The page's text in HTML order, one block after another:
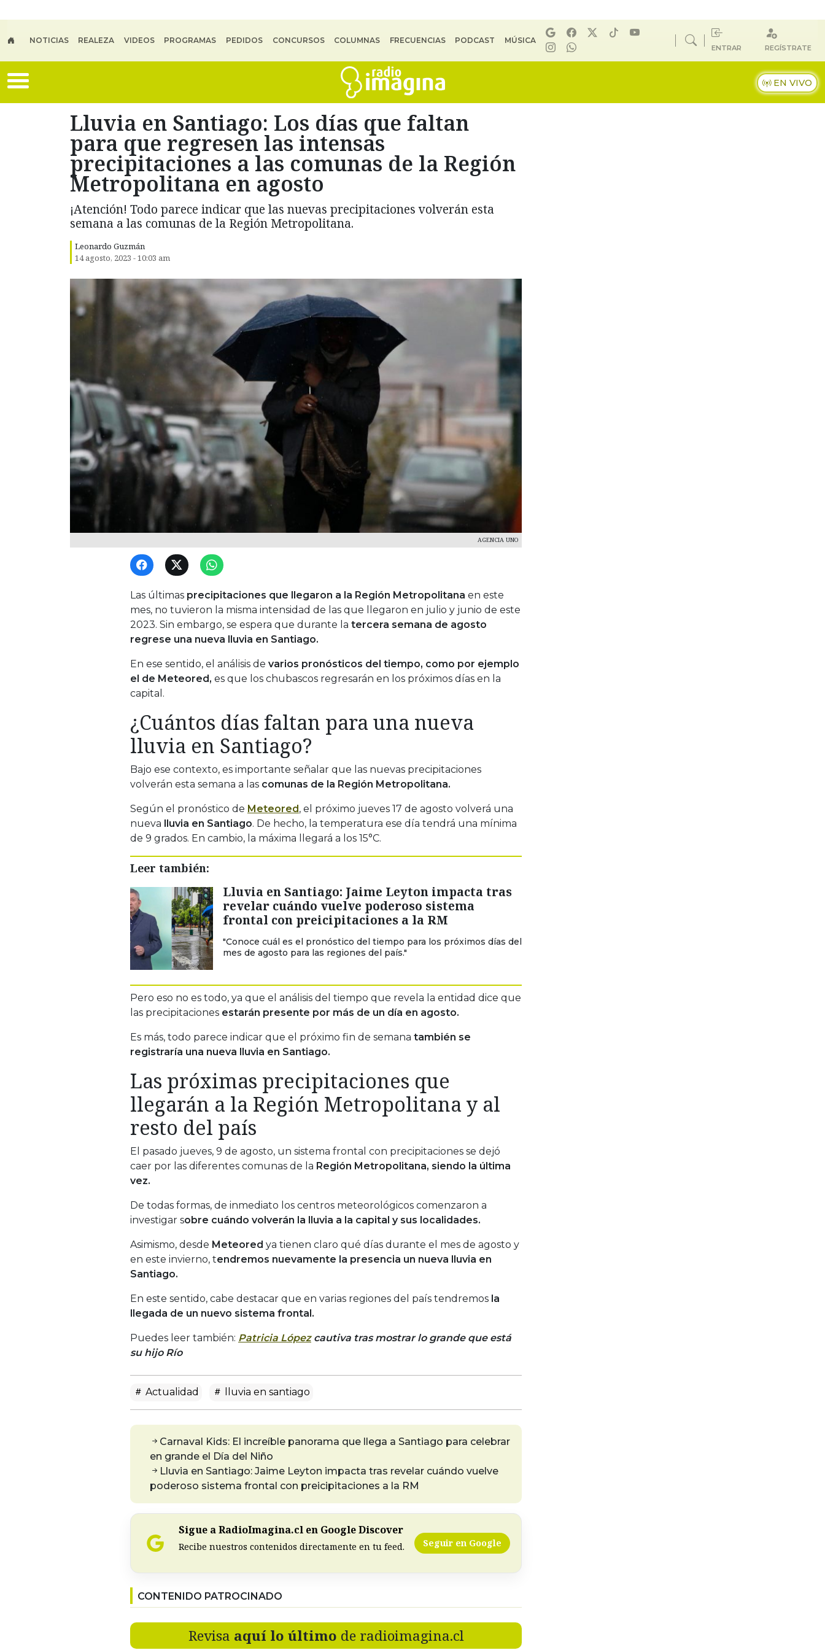
NOTICIAS REALEZA VIDEOS PROGRAMAS PEDIDOS CONCURSOS COLUMNAS FRECUENCIAS PODCAST MÚSICA
ENTRAR REGÍSTRATE
EN VIVO
Lluvia en Santiago: Los días que faltan
para que regresen las intensas
precipitaciones a las comunas de la Región
Metropolitana en agosto
¡Atención! Todo parece indicar que las nuevas precipitaciones volverán esta
semana a las comunas de la Región Metropolitana.
Leonardo Guzmán
14 agosto, 2023 - 10:03 am
AGENCIA UNO
Las últimas precipitaciones que llegaron a la Región Metropolitana en este
mes, no tuvieron la misma intensidad de las que llegaron en julio y junio de este
2023. Sin embargo, se espera que durante la tercera semana de agosto
regrese una nueva lluvia en Santiago.
En ese sentido, el análisis de varios pronósticos del tiempo, como por ejemplo
el de Meteored, es que los chubascos regresarán en los próximos días en la
capital.
¿Cuántos días faltan para una nueva
lluvia en Santiago?
Bajo ese contexto, es importante señalar que las nuevas precipitaciones
volverán esta semana a las comunas de la Región Metropolitana.
Según el pronóstico de Meteored, el próximo jueves 17 de agosto volverá una
nueva lluvia en Santiago. De hecho, la temperatura ese día tendrá una mínima
de 9 grados. En cambio, la máxima llegará a los 15°C.
Leer también:
Lluvia en Santiago: Jaime Leyton impacta tras
revelar cuándo vuelve poderoso sistema
frontal con preicipitaciones a la RM
"Conoce cuál es el pronóstico del tiempo para los próximos días del
mes de agosto para las regiones del país."
Pero eso no es todo, ya que el análisis del tiempo que revela la entidad dice que
las precipitaciones estarán presente por más de un día en agosto.
Es más, todo parece indicar que el próximo fin de semana también se
registraría una nueva lluvia en Santiago.
Las próximas precipitaciones que
llegarán a la Región Metropolitana y al
resto del país
El pasado jueves, 9 de agosto, un sistema frontal con precipitaciones se dejó
caer por las diferentes comunas de la Región Metropolitana, siendo la última
vez.
De todas formas, de inmediato los centros meteorológicos comenzaron a
investigar sobre cuándo volverán la lluvia a la capital y sus localidades.
Asimismo, desde Meteored ya tienen claro qué días durante el mes de agosto y
en este invierno, tendremos nuevamente la presencia un nueva lluvia en
Santiago.
En este sentido, cabe destacar que en varias regiones del país tendremos la
llegada de un nuevo sistema frontal.
Puedes leer también: Patricia Lópezcautiva tras mostrar lo grande que está
su hijo Río
Actualidad lluvia en santiago
Carnaval Kids: El increíble panorama que llega a Santiago para celebrar
en grande el Día del Niño
Lluvia en Santiago: Jaime Leyton impacta tras revelar cuándo vuelve
poderoso sistema frontal con preicipitaciones a la RM
Sigue a RadioImagina.cl en Google Discover
Recibe nuestros contenidos directamente en tu feed. Seguir en Google
CONTENIDO PATROCINADO
Revisa aquí lo último de radioimagina.cl